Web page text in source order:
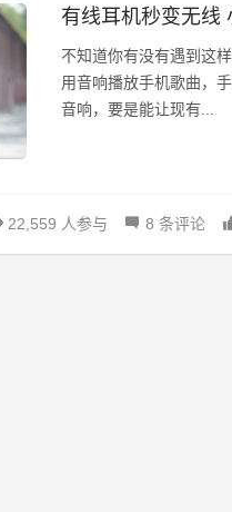
有线耳机秒变无线
不知道你有没有遇到这
用音响播放手机歌曲，
音响，要是能让现有...
22,559 人参与 8 条评论